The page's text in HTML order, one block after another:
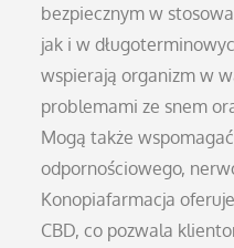
bezpiecznym w
jak i w
wspierają organizm w
problemami ze snem
Mogą także
odpornościowego,
Konopiafarmacja
CBD, co pozwala